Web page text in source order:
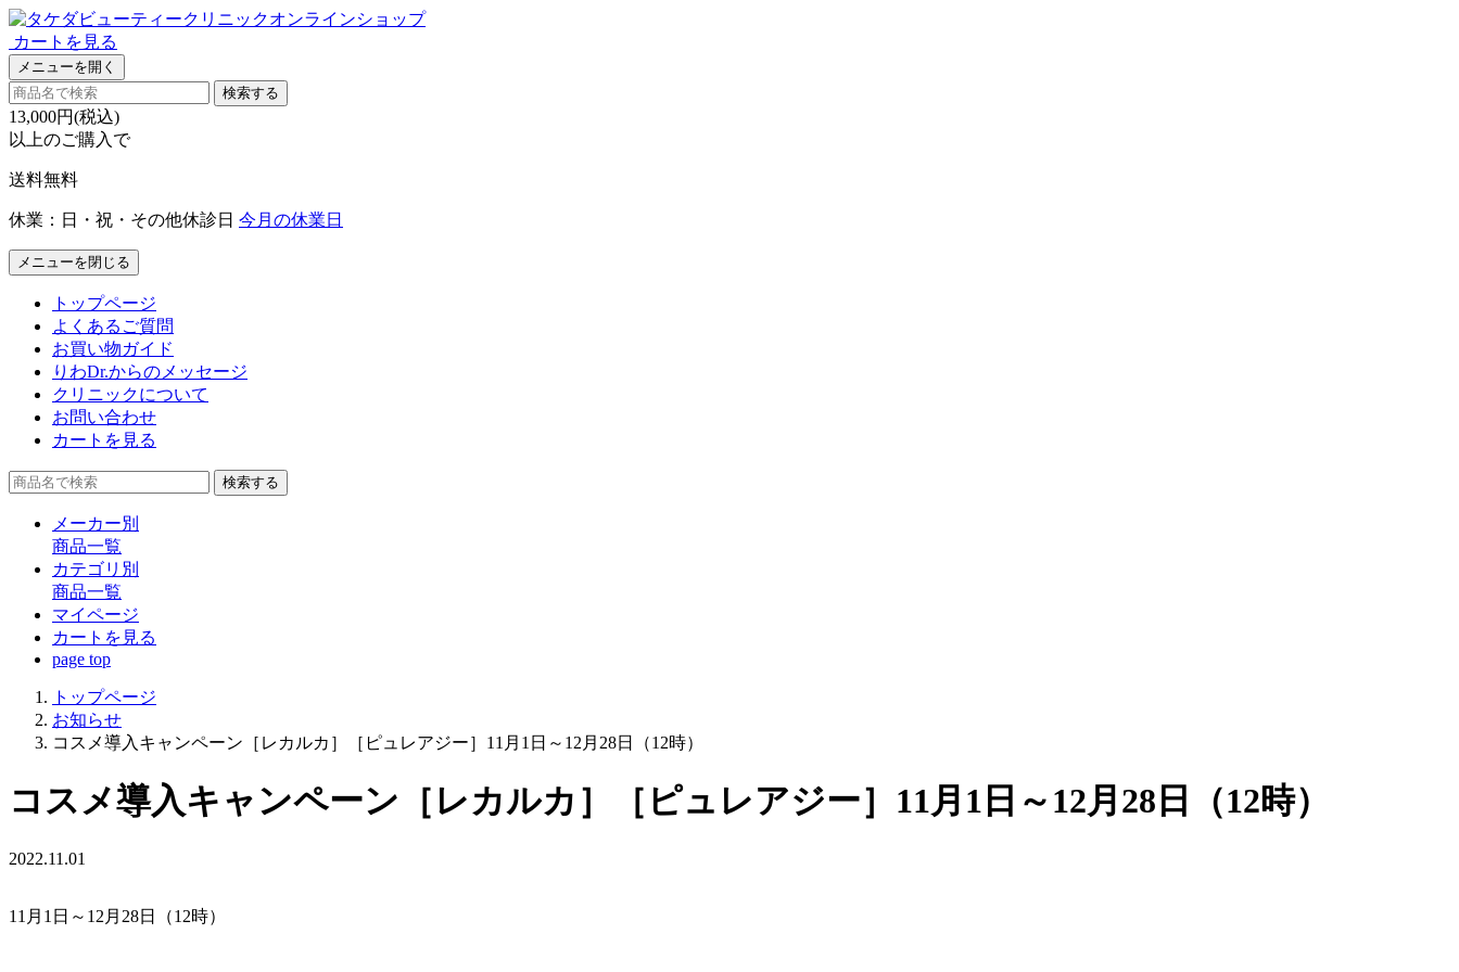
カートを見る
メニューを開く
検索する
13,000円(税込)
以上のご購入で
送料無料
休業：日・祝・その他休診日 今月の休業日
メニューを閉じる
トップページ
よくあるご質問
お買い物ガイド
りわDr.からのメッセージ
クリニックについて
お問い合わせ
カートを見る
検索する
メーカー別
商品一覧
カテゴリ別
商品一覧
マイページ
カート を見る
page top
トップページ
お知らせ
コスメ導入キャンペーン［レカルカ］［ピュレアジー］11月1日～12月28日（12時）
コスメ導入キャンペーン［レカルカ］［ピュレアジー］11月1日～12月28日（12時）
2022.11.01
11月1日～12月28日（12時）